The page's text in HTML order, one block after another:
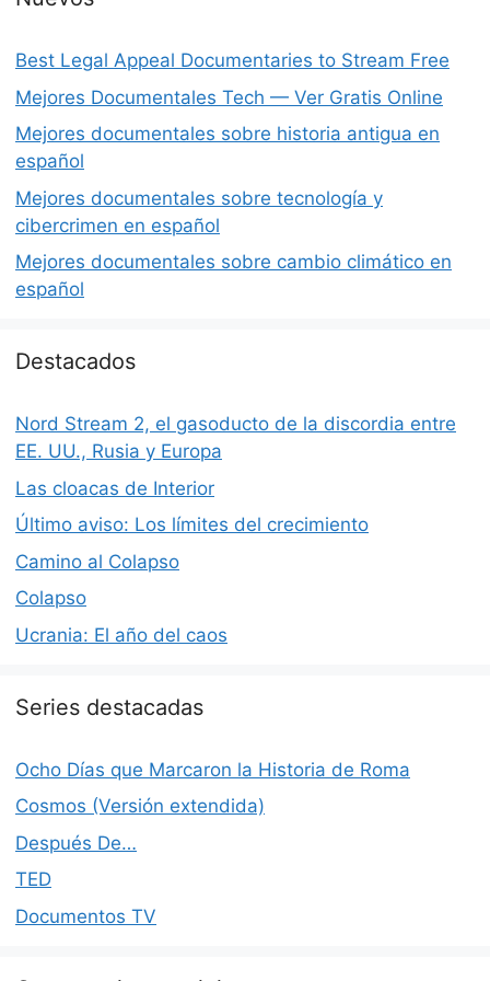
Best Legal Appeal Documentaries to Stream Free
Mejores Documentales Tech — Ver Gratis Online
Mejores documentales sobre historia antigua en
español
Mejores documentales sobre tecnología y
cibercrimen en español
Mejores documentales sobre cambio climático en
español
Destacados
Nord Stream 2, el gasoducto de la discordia entre
EE. UU., Rusia y Europa
Las cloacas de Interior
Último aviso: Los límites del crecimiento
Camino al Colapso
Colapso
Ucrania: El año del caos
Series destacadas
Ocho Días que Marcaron la Historia de Roma
Cosmos (Versión extendida)
Después De…
TED
Documentos TV